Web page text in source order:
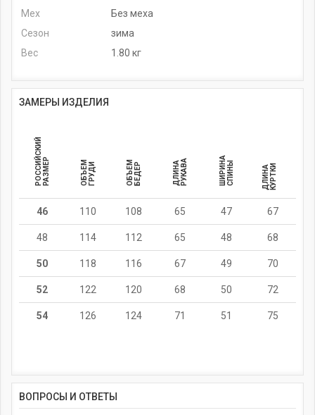
Мех
Без меха
Сезон
зима
Вес
1.80 кг
ЗАМЕРЫ ИЗДЕЛИЯ
РОССИЙСКИЙРАЗМЕР ОБЪЕМГРУДИ ОБЪЕМБЕДЕР ДЛИНАРУКАВА ШИРИНАСПИНЫ Д
Л
И
Н
А
К
У
Р
Т
КИ
46 110 108 65 47 67
48 114 112 65 48 68
50 118 116 67 49 70
52 122 120 68 50 72
54 126 124 71 51 75
ВОПРОСЫ И ОТВЕТЫ